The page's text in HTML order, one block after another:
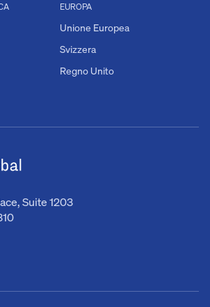
Suite 1203
EUROPA
Unione Europea
Svizzera
Regno Unito